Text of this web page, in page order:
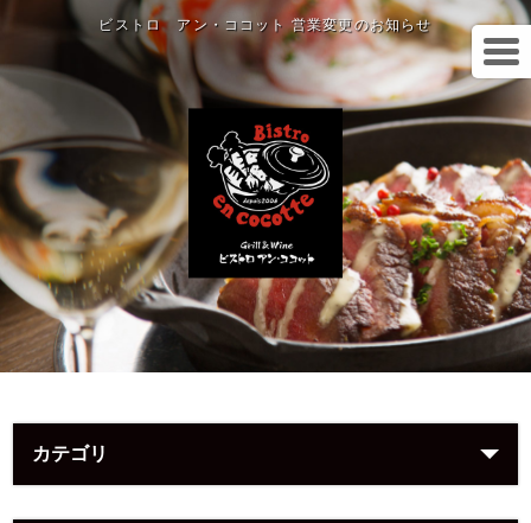
ビストロ アン・ココット 営業変更のお知らせ
カテゴリ